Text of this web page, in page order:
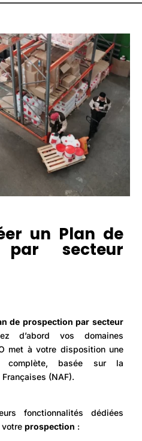
un Plan de
par secteur
de prospection par secteur
d’abord vos domaines
met à votre disposition une
basée sur la
(NAF).
fonctionnalités dédiées
votre prospection :